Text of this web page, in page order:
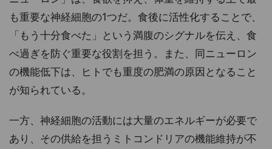
も重要な神経細胞の1つだ。食後に活性化することで、
「もう十分食べた」という満腹のシグナルを伝え、食
べ過ぎを防ぐ重要な役割を担う。また、同ニューロン
の機能低下は、ヒトでも重度の肥満の原因となること
が知られている。
一方、神経細胞の活動には大量のエネルギーが必要で
あり、その供給を担うミトコンドリアの機能維持が不